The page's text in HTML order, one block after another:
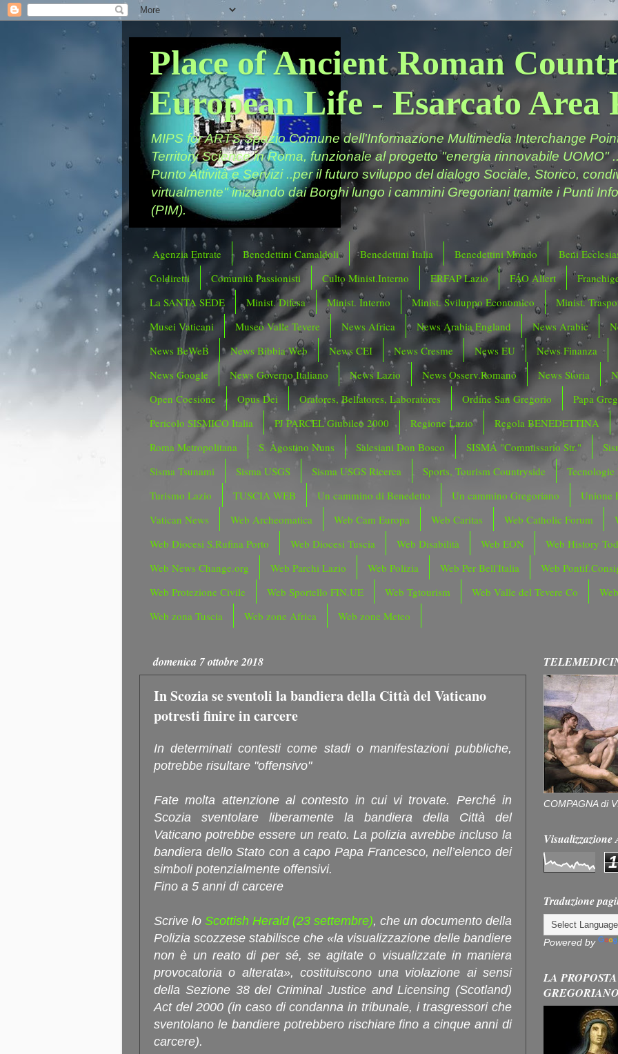
Place of Ancient Roman
European Life - Esarcato Area
MIPS for ARTS Spazio Comune dell'Informazione Multimedia Interchange
Territory Science in Roma, funzionale al progetto "energia rinnovabile UOMO"
Punto Attività e Servizi ..per il futuro sviluppo del dialogo Sociale, Storico,
virtualmente" iniziando dai Borghi lungo i cammini Gregoriani tramite i Punti
(PIM).
Agenzia Entrate Benedettini Camaldoli Benedettini Italia Benedettini Mondo
Beni
Coldiretti
Comunità Passionisti Culto Minist.Interno ERFAP Lazio FAO Allert
La SANTA SEDE
Minist. Difesa Minist. Interno Minist. Sviluppo Economico
Minist.
Musei Vaticani
Museo Valle Tevere News Africa News Arabia England News Arabic
News BeWeB
News Bibbia Web News CEI News Cresme News EU
News Finanza
News Google
News Governo Italiano News Lazio News Osserv.Romano News Storia
Open Coesione
Opus Dei Oratores, Bellatores, Laboratores Ordine San Gregorio
Papa
Pericolo SISMICO Italia
PJ PARCEL Giubileo 2000 Regione Lazio
Regola BENEDETTINA
Roma Metropolitana
S. Agostino Nuns Salesiani Don Bosco SISMA "Commissario Str."
Sisma Tsunami
Sisma USGS Sisma USGS Ricerca Sports, Tourism Countryside
Tecnologie
Turismo Lazio
TUSCIA WEB Un cammino di Benedetto Un cammino Gregoriano
Unione
Vatican News
Web Archeomatica Web Cam Europa Web Caritas Web Catholic Forum
Web Diocesi S.Rufina Porto
Web Diocesi Tuscia Web Disabilità Web EON
Web History
Web News Change.org
Web Parchi Lazio Web Polizia Web Per Bell'Italia
Web
Web Protezione Civile
Web Sportello FIN.UE Web Tgtourism Web Valle del Tevere Co
Web zona Tuscia
Web zone Africa Web zone Meteo
domenica 7 ottobre 2018
In Scozia se sventoli la bandiera della Città del Vaticano
potresti finire in carcere
In determinati contesti come stadi o manifestazioni pubbliche,
potrebbe risultare "offensivo"
Fate molta attenzione al contesto in cui vi trovate. Perché in
Scozia sventolare liberamente la bandiera della Città del
Vaticano potrebbe essere un reato. La polizia avrebbe incluso la
bandiera dello Stato con a capo Papa Francesco, nell’elenco dei
simboli potenzialmente offensivi.
Fino a 5 anni di carcere
Scrive lo Scottish Herald (23 settembre), che un documento della
Polizia scozzese stabilisce che «la visualizzazione delle bandiere
non è un reato di per sé, se agitate o visualizzate in maniera
provocatoria o alterata», costituiscono una violazione ai sensi
della Sezione 38 del Criminal Justice and Licensing (Scotland)
Act del 2000 (in caso di condanna in tribunale, i trasgressori che
sventolano le bandiere potrebbero rischiare fino a cinque anni di
carcere).
COMPAGNA di
1
Traduzione
Powered by
LA